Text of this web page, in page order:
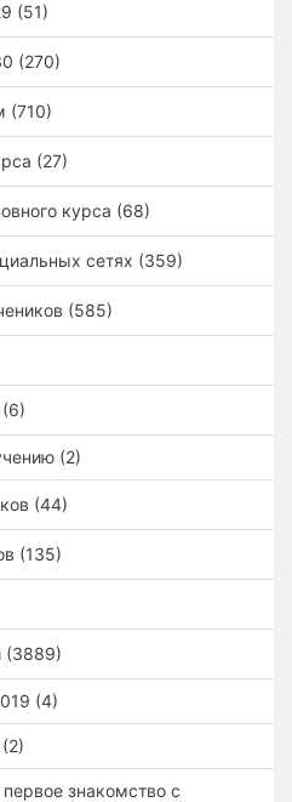
(51)
(270)
(710)
(27)
курса (68)
сетях (359)
(585)
(2)
(44)
(135)
(3889)
(4)
знакомство с